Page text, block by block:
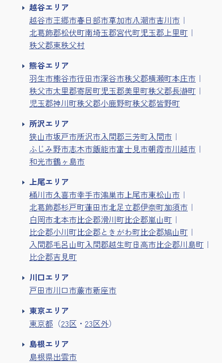
越谷エリア
越谷市三郷市春日部市草加市八潮市吉川市
北葛飾郡松伏町南埼玉郡宮代町児玉郡上里町
秩父郡東秩父村
熊谷エリア
羽生市熊谷市行田市深谷市秩父郡横瀬町本庄市
秩父市大里郡寄居町児玉郡美里町秩父郡長瀞町
児玉郡神川町秩父郡小鹿野町秩父郡皆野町
所沢エリア
狭山市坂戸市所沢市入間郡三芳町入間市
ふじみ野市志木市飯能市富士見市朝霞市川越市
和光市鶴ヶ島市
上尾エリア
桶川市久喜市幸手市鴻巣市上尾市東松山市
北葛飾郡杉戸町蓮田市北足立郡伊奈町加須市
白岡市北本市比企郡滑川町比企郡嵐山町
比企郡小川町比企郡ときがわ町比企郡鳩山町
入間郡毛呂山町入間郡越生町日高市比企郡川島町
比企郡吉見町
川口エリア
戸田市川口市蕨市新座市
東京エリア
東京都 （23区 ・ 23区外）
島根エリア
島根県出雲市